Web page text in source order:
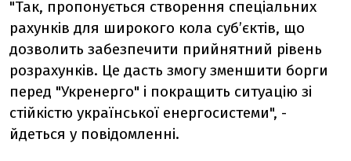
"Так, пропонується створення спеціальних
рахунків для широкого кола субʼєктів, що
дозволить забезпечити прийнятний рівень
розрахунків. Це дасть змогу зменшити борги
перед "Укренерго" і покращить ситуацію зі
стійкістю української енергосистеми", -
йдеться у повідомленні.